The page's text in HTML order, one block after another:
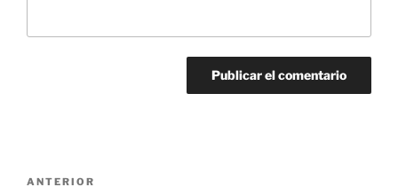
Navegación
Entrada
ANTERIOR